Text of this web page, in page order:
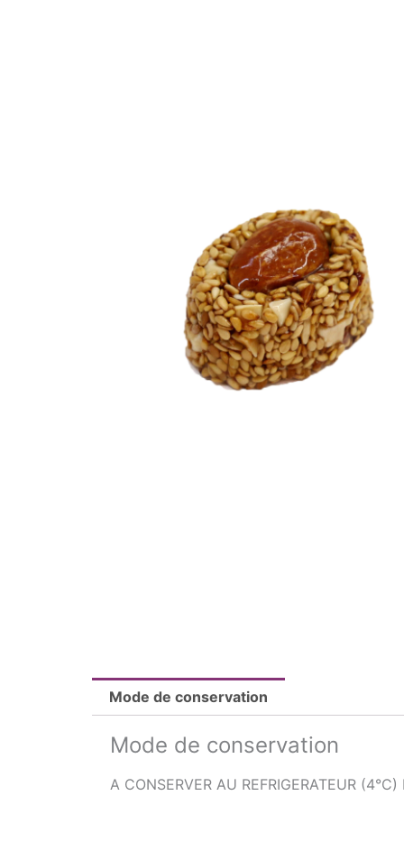
Mode de conservation
Mode de conservation
A CONSERVER AU REFRIGERATEUR